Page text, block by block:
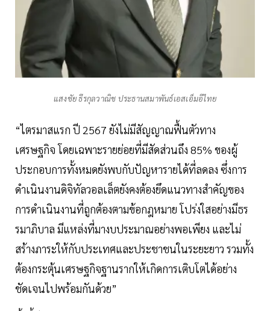
แสงชัย ธีรกุลวาณิช ประธานสมาพันธ์เอสเอ็มอีไทย
“ไตรมาสแรก ปี 2567 ยังไม่มีสัญญาณฟื้นตัวทาง
เศรษฐกิจ โดยเฉพาะรายย่อยที่มีสัดส่วนถึง 85% ของผู้
ประกอบการทั้งหมดยังพบกับปัญหารายได้ที่ลดลง ซึ่งการ
ดำเนินงานดิจิทัลวอลเล็ตยังคงต้องยึดแนวทางสำคัญของ
การดำเนินงานที่ถูกต้องตามข้อกฎหมาย โปร่งใสอย่างมีธร
รมาภิบาล มีแหล่งที่มางบประมาณอย่างพอเพียง และไม่
สร้างภาระให้กับประเทศและประชาชนในระยะยาว รวมทั้ง
ต้องกระตุ้นเศรษฐกิจฐานรากให้เกิดการเติบโตได้อย่าง
ชัดเจนไปพร้อมกันด้วย”